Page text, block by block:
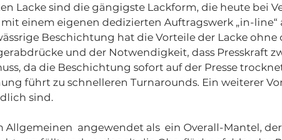
Lacke sind die gängigste Lackform, die heute bei
einem eigenen dedizierten Auftragswerk „in-
Beschichtung hat die Vorteile der Lacke ohne
und der Notwendigkeit, dass Presskraft
da die Beschichtung sofort auf der Presse
führt zu schnelleren Turnarounds. Ein weiterer
sind.
Allgemeinen angewendet als ein Overall-Mantel,